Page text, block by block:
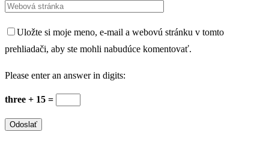
Uložte si moje meno, e-mail a webovú stránku v tomto
prehliadači, aby ste mohli nabudúce komentovať.
Please enter an answer in digits:
three + 15 =